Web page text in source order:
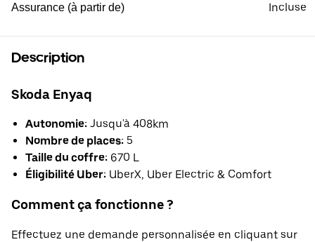
Assurance (à partir de) Incluse
Description
Skoda Enyaq
Autonomie: Jusqu'à 408km
Nombre de places: 5
Taille du coffre: 670 L
Éligibilité Uber: UberX, Uber Electric & Comfort
Comment ça fonctionne ?
Effectuez une demande personnalisée en cliquant sur